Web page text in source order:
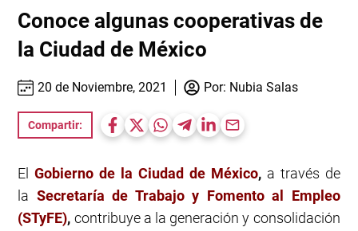
Conoce algunas cooperativas de
la Ciudad de México
20 de Noviembre, 2021 Por: Nubia Salas
Compartir:
ElGobierno de la Ciudad de México,a través de
la Secretaría de Trabajo y Fomento al Empleo
(STyFE), contribuye a la generación y consolidación